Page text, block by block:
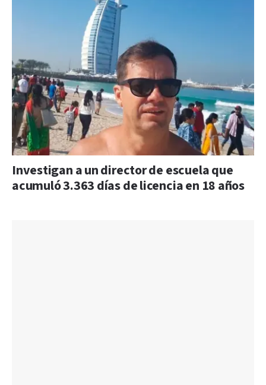
Investigan a un director de escuela que
acumuló 3.363 días de licencia en 18 años